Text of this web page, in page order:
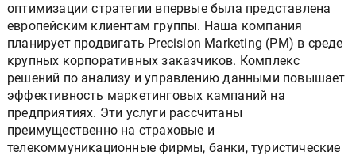
оптимизации стратегии впервые была представлена
европейским клиентам группы. Наша компания
планирует продвигать Precision Marketing (PM) в среде
крупных корпоративных заказчиков. Комплекс
решений по анализу и управлению данными повышает
эффективность маркетинговых кампаний на
предприятиях. Эти услуги рассчитаны
преимущественно на страховые и
телекоммуникационные фирмы, банки, туристические